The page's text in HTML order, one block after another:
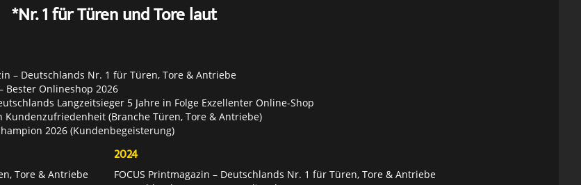
*Nr. 1 für Türen und Tore laut
– Deutschlands Nr. 1 für Türen, Tore & Antriebe
Bester Onlineshop 2026
Langzeitsieger 5 Jahre in Folge Exzellenter Online-Shop
Kundenzufriedenheit (Branche Türen, Tore & Antriebe)
2026 (Kundenbegeisterung)
Tore & Antriebe
2024
FOCUS Printmagazin – Deutschlands Nr. 1 für Türen, Tore & Antriebe